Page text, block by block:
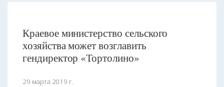
Краевое министерство сельского
хозяйства может возглавить
гендиректор «Тортолино»
29 марта 2019 г.